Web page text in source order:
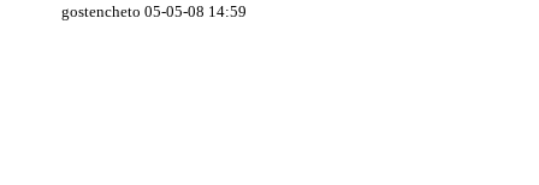
gostencheto 05-05-08 14:59